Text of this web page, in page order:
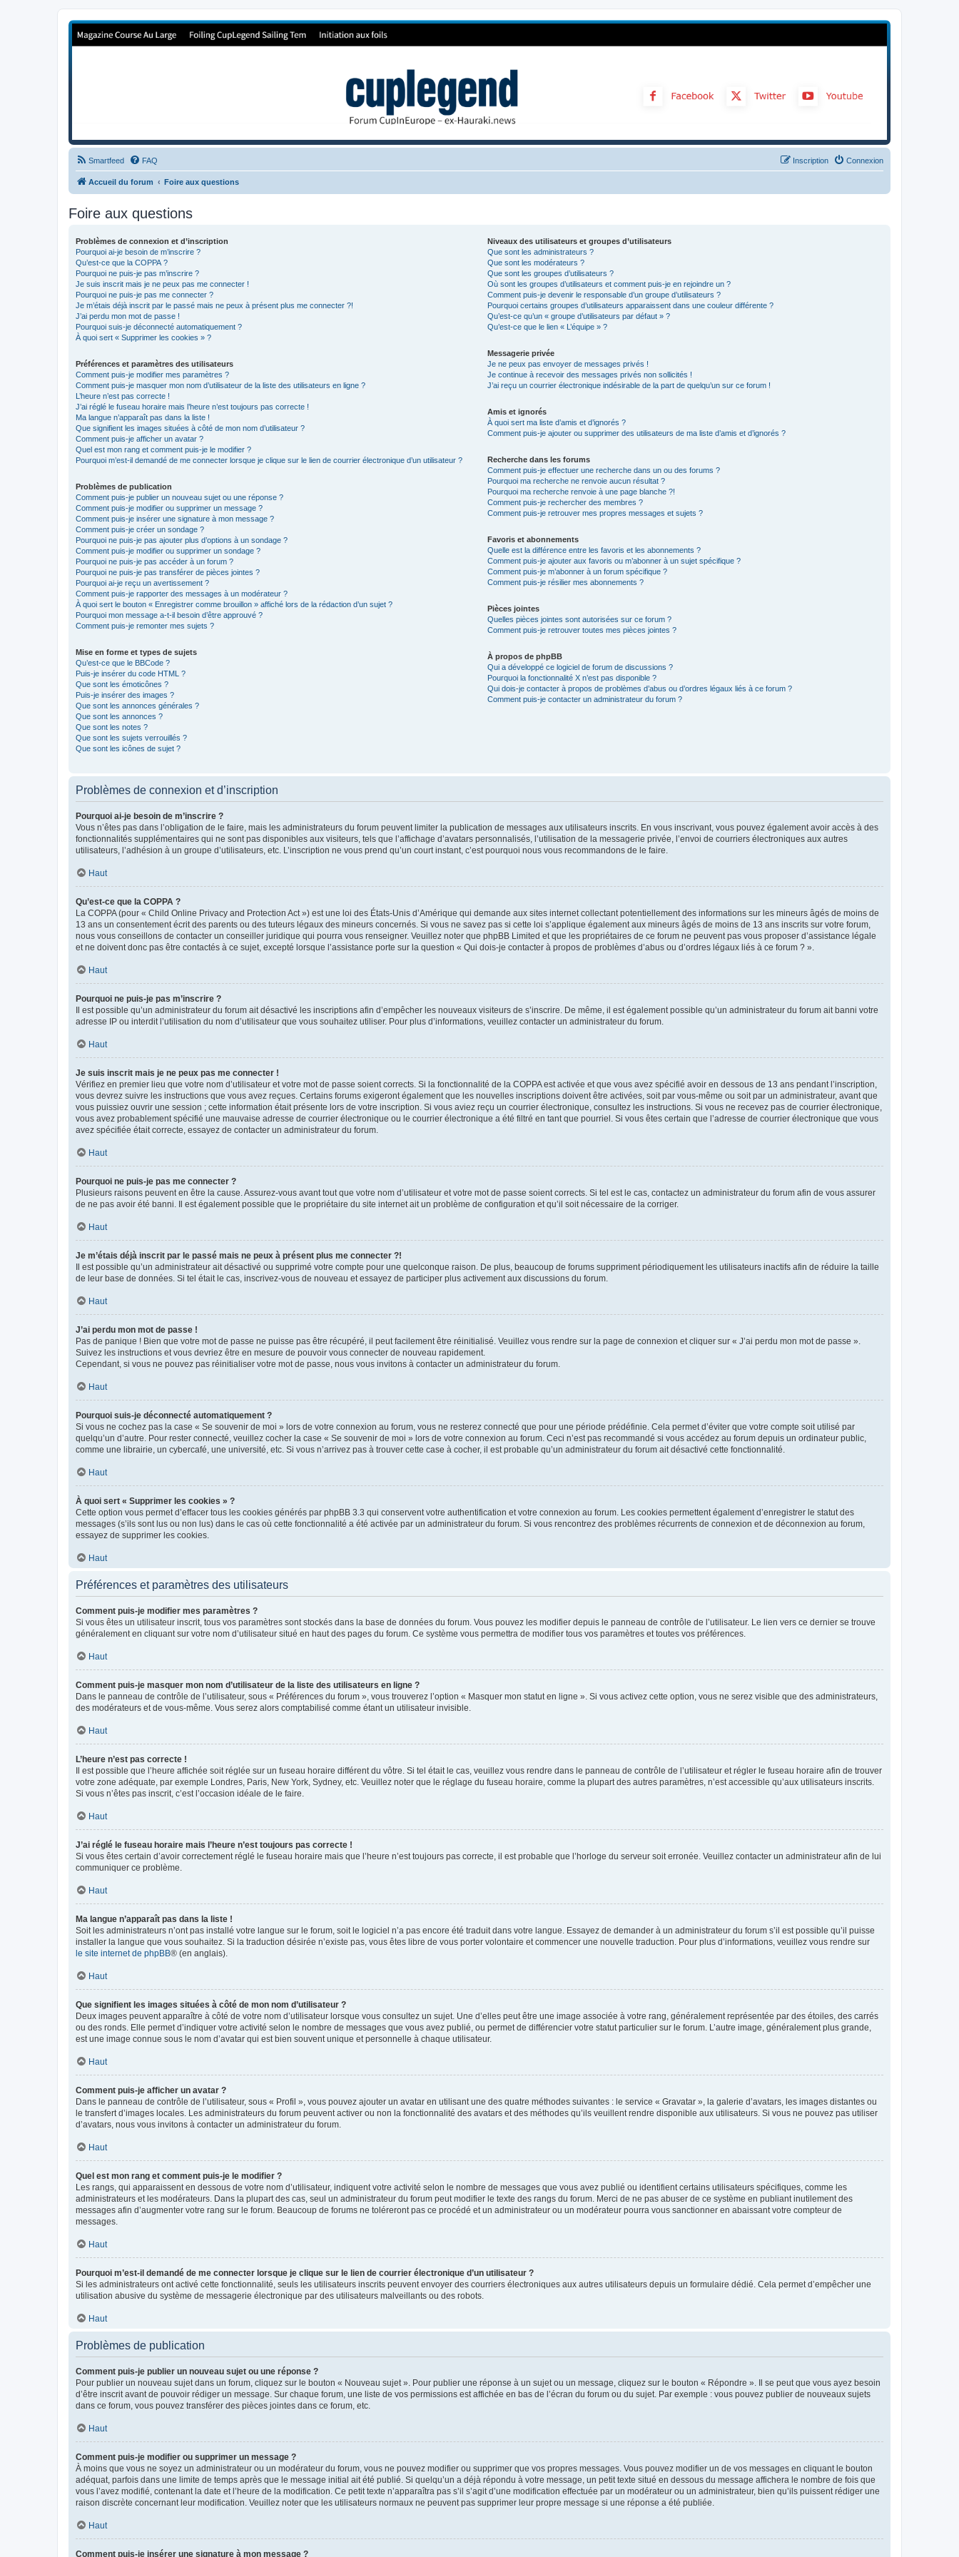
Forum de Cup In Europe
Smartfeed FAQ Connexion
Inscription
Accueil du forum Foire aux questions
Foire aux questions
Problèmes de connexion et d’inscription
Pourquoi ai-je besoin de m’inscrire ?
Qu’est-ce que la COPPA ?
Pourquoi ne puis-je pas m’inscrire ?
Je suis inscrit mais je ne peux pas me connecter !
Pourquoi ne puis-je pas me connecter ?
Je m’étais déjà inscrit par le passé mais ne peux à présent plus me connecter ?!
J’ai perdu mon mot de passe !
Pourquoi suis-je déconnecté automatiquement ?
À quoi sert « Supprimer les cookies » ?
Préférences et paramètres des utilisateurs
Comment puis-je modifier mes paramètres ?
Comment puis-je masquer mon nom d’utilisateur de la liste des utilisateurs en ligne ?
L’heure n’est pas correcte !
J’ai réglé le fuseau horaire mais l’heure n’est toujours pas correcte !
Ma langue n’apparaît pas dans la liste !
Que signifient les images situées à côté de mon nom d’utilisateur ?
Comment puis-je afficher un avatar ?
Quel est mon rang et comment puis-je le modifier ?
Pourquoi m’est-il demandé de me connecter lorsque je clique sur le lien de courrier électronique d’un utilisateur ?
Problèmes de publication
Comment puis-je publier un nouveau sujet ou une réponse ?
Comment puis-je modifier ou supprimer un message ?
Comment puis-je insérer une signature à mon message ?
Comment puis-je créer un sondage ?
Pourquoi ne puis-je pas ajouter plus d’options à un sondage ?
Comment puis-je modifier ou supprimer un sondage ?
Pourquoi ne puis-je pas accéder à un forum ?
Pourquoi ne puis-je pas transférer de pièces jointes ?
Pourquoi ai-je reçu un avertissement ?
Comment puis-je rapporter des messages à un modérateur ?
À quoi sert le bouton « Enregistrer comme brouillon » affiché lors de la rédaction d’un sujet ?
Pourquoi mon message a-t-il besoin d’être approuvé ?
Comment puis-je remonter mes sujets ?
Mise en forme et types de sujets
Qu’est-ce que le BBCode ?
Puis-je insérer du code HTML ?
Que sont les émoticônes ?
Puis-je insérer des images ?
Que sont les annonces générales ?
Que sont les annonces ?
Que sont les notes ?
Que sont les sujets verrouillés ?
Que sont les icônes de sujet ?
Niveaux des utilisateurs et groupes d’utilisateurs
Que sont les administrateurs ?
Que sont les modérateurs ?
Que sont les groupes d’utilisateurs ?
Où sont les groupes d’utilisateurs et comment puis-je en rejoindre un ?
Comment puis-je devenir le responsable d’un groupe d’utilisateurs ?
Pourquoi certains groupes d’utilisateurs apparaissent dans une couleur différente ?
Qu’est-ce qu’un « groupe d’utilisateurs par défaut » ?
Qu’est-ce que le lien « L’équipe » ?
Messagerie privée
Je ne peux pas envoyer de messages privés !
Je continue à recevoir des messages privés non sollicités !
J’ai reçu un courrier électronique indésirable de la part de quelqu’un sur ce forum !
Amis et ignorés
À quoi sert ma liste d’amis et d’ignorés ?
Comment puis-je ajouter ou supprimer des utilisateurs de ma liste d’amis et d’ignorés ?
Recherche dans les forums
Comment puis-je effectuer une recherche dans un ou des forums ?
Pourquoi ma recherche ne renvoie aucun résultat ?
Pourquoi ma recherche renvoie à une page blanche ?!
Comment puis-je rechercher des membres ?
Comment puis-je retrouver mes propres messages et sujets ?
Favoris et abonnements
Quelle est la différence entre les favoris et les abonnements ?
Comment puis-je ajouter aux favoris ou m’abonner à un sujet spécifique ?
Comment puis-je m’abonner à un forum spécifique ?
Comment puis-je résilier mes abonnements ?
Pièces jointes
Quelles pièces jointes sont autorisées sur ce forum ?
Comment puis-je retrouver toutes mes pièces jointes ?
À propos de phpBB
Qui a développé ce logiciel de forum de discussions ?
Pourquoi la fonctionnalité X n’est pas disponible ?
Qui dois-je contacter à propos de problèmes d’abus ou d’ordres légaux liés à ce forum ?
Comment puis-je contacter un administrateur du forum ?
Problèmes de connexion et d’inscription
Pourquoi ai-je besoin de m’inscrire ?
Vous n’êtes pas dans l’obligation de le faire, mais les administrateurs du forum peuvent limiter la publication de messages aux utilisateurs inscrits. En vous inscrivant, vous pouvez également avoir accès à des
fonctionnalités supplémentaires qui ne sont pas disponibles aux visiteurs, tels que l’affichage d’avatars personnalisés, l’utilisation de la messagerie privée, l’envoi de courriers électroniques aux autres
utilisateurs, l’adhésion à un groupe d’utilisateurs, etc. L’inscription ne vous prend qu’un court instant, c’est pourquoi nous vous recommandons de le faire.
Haut
Qu’est-ce que la COPPA ?
La COPPA (pour « Child Online Privacy and Protection Act ») est une loi des États-Unis d’Amérique qui demande aux sites internet collectant potentiellement des informations sur les mineurs âgés de moins de
13 ans un consentement écrit des parents ou des tuteurs légaux des mineurs concernés. Si vous ne savez pas si cette loi s’applique également aux mineurs âgés de moins de 13 ans inscrits sur votre forum,
nous vous conseillons de contacter un conseiller juridique qui pourra vous renseigner. Veuillez noter que phpBB Limited et que les propriétaires de ce forum ne peuvent pas vous proposer d’assistance légale
et ne doivent donc pas être contactés à ce sujet, excepté lorsque l’assistance porte sur la question « Qui dois-je contacter à propos de problèmes d’abus ou d’ordres légaux liés à ce forum ? ».
Haut
Pourquoi ne puis-je pas m’inscrire ?
Il est possible qu’un administrateur du forum ait désactivé les inscriptions afin d’empêcher les nouveaux visiteurs de s’inscrire. De même, il est également possible qu’un administrateur du forum ait banni votre
adresse IP ou interdit l’utilisation du nom d’utilisateur que vous souhaitez utiliser. Pour plus d’informations, veuillez contacter un administrateur du forum.
Haut
Je suis inscrit mais je ne peux pas me connecter !
Vérifiez en premier lieu que votre nom d’utilisateur et votre mot de passe soient corrects. Si la fonctionnalité de la COPPA est activée et que vous avez spécifié avoir en dessous de 13 ans pendant l’inscription,
vous devrez suivre les instructions que vous avez reçues. Certains forums exigeront également que les nouvelles inscriptions doivent être activées, soit par vous-même ou soit par un administrateur, avant que
vous puissiez ouvrir une session ; cette information était présente lors de votre inscription. Si vous aviez reçu un courrier électronique, consultez les instructions. Si vous ne recevez pas de courrier électronique,
vous avez probablement spécifié une mauvaise adresse de courrier électronique ou le courrier électronique a été filtré en tant que pourriel. Si vous êtes certain que l’adresse de courrier électronique que vous
avez spécifiée était correcte, essayez de contacter un administrateur du forum.
Haut
Pourquoi ne puis-je pas me connecter ?
Plusieurs raisons peuvent en être la cause. Assurez-vous avant tout que votre nom d’utilisateur et votre mot de passe soient corrects. Si tel est le cas, contactez un administrateur du forum afin de vous assurer
de ne pas avoir été banni. Il est également possible que le propriétaire du site internet ait un problème de configuration et qu’il soit nécessaire de la corriger.
Haut
Je m’étais déjà inscrit par le passé mais ne peux à présent plus me connecter ?!
Il est possible qu’un administrateur ait désactivé ou supprimé votre compte pour une quelconque raison. De plus, beaucoup de forums suppriment périodiquement les utilisateurs inactifs afin de réduire la taille
de leur base de données. Si tel était le cas, inscrivez-vous de nouveau et essayez de participer plus activement aux discussions du forum.
Haut
J’ai perdu mon mot de passe !
Pas de panique ! Bien que votre mot de passe ne puisse pas être récupéré, il peut facilement être réinitialisé. Veuillez vous rendre sur la page de connexion et cliquer sur « J’ai perdu mon mot de passe ».
Suivez les instructions et vous devriez être en mesure de pouvoir vous connecter de nouveau rapidement.
Cependant, si vous ne pouvez pas réinitialiser votre mot de passe, nous vous invitons à contacter un administrateur du forum.
Haut
Pourquoi suis-je déconnecté automatiquement ?
Si vous ne cochez pas la case « Se souvenir de moi » lors de votre connexion au forum, vous ne resterez connecté que pour une période prédéfinie. Cela permet d’éviter que votre compte soit utilisé par
quelqu’un d’autre. Pour rester connecté, veuillez cocher la case « Se souvenir de moi » lors de votre connexion au forum. Ceci n’est pas recommandé si vous accédez au forum depuis un ordinateur public,
comme une librairie, un cybercafé, une université, etc. Si vous n’arrivez pas à trouver cette case à cocher, il est probable qu’un administrateur du forum ait désactivé cette fonctionnalité.
Haut
À quoi sert « Supprimer les cookies » ?
Cette option vous permet d’effacer tous les cookies générés par phpBB 3.3 qui conservent votre authentification et votre connexion au forum. Les cookies permettent également d’enregistrer le statut des
messages (s’ils sont lus ou non lus) dans le cas où cette fonctionnalité a été activée par un administrateur du forum. Si vous rencontrez des problèmes récurrents de connexion et de déconnexion au forum,
essayez de supprimer les cookies.
Haut
Préférences et paramètres des utilisateurs
Comment puis-je modifier mes paramètres ?
Si vous êtes un utilisateur inscrit, tous vos paramètres sont stockés dans la base de données du forum. Vous pouvez les modifier depuis le panneau de contrôle de l’utilisateur. Le lien vers ce dernier se trouve
généralement en cliquant sur votre nom d’utilisateur situé en haut des pages du forum. Ce système vous permettra de modifier tous vos paramètres et toutes vos préférences.
Haut
Comment puis-je masquer mon nom d’utilisateur de la liste des utilisateurs en ligne ?
Dans le panneau de contrôle de l’utilisateur, sous « Préférences du forum », vous trouverez l’option « Masquer mon statut en ligne ». Si vous activez cette option, vous ne serez visible que des administrateurs,
des modérateurs et de vous-même. Vous serez alors comptabilisé comme étant un utilisateur invisible.
Haut
L’heure n’est pas correcte !
Il est possible que l’heure affichée soit réglée sur un fuseau horaire différent du vôtre. Si tel était le cas, veuillez vous rendre dans le panneau de contrôle de l’utilisateur et régler le fuseau horaire afin de trouver
votre zone adéquate, par exemple Londres, Paris, New York, Sydney, etc. Veuillez noter que le réglage du fuseau horaire, comme la plupart des autres paramètres, n’est accessible qu’aux utilisateurs inscrits.
Si vous n’êtes pas inscrit, c’est l’occasion idéale de le faire.
Haut
J’ai réglé le fuseau horaire mais l’heure n’est toujours pas correcte !
Si vous êtes certain d’avoir correctement réglé le fuseau horaire mais que l’heure n’est toujours pas correcte, il est probable que l’horloge du serveur soit erronée. Veuillez contacter un administrateur afin de lui
communiquer ce problème.
Haut
Ma langue n’apparaît pas dans la liste !
Soit les administrateurs n’ont pas installé votre langue sur le forum, soit le logiciel n’a pas encore été traduit dans votre langue. Essayez de demander à un administrateur du forum s’il est possible qu’il puisse
installer la langue que vous souhaitez. Si la traduction désirée n’existe pas, vous êtes libre de vous porter volontaire et commencer une nouvelle traduction. Pour plus d’informations, veuillez vous rendre sur
le site internet de phpBB® (en anglais).
Haut
Que signifient les images situées à côté de mon nom d’utilisateur ?
Deux images peuvent apparaître à côté de votre nom d’utilisateur lorsque vous consultez un sujet. Une d’elles peut être une image associée à votre rang, généralement représentée par des étoiles, des carrés
ou des ronds. Elle permet d’indiquer votre activité selon le nombre de messages que vous avez publié, ou permet de différencier votre statut particulier sur le forum. L’autre image, généralement plus grande,
est une image connue sous le nom d’avatar qui est bien souvent unique et personnelle à chaque utilisateur.
Haut
Comment puis-je afficher un avatar ?
Dans le panneau de contrôle de l’utilisateur, sous « Profil », vous pouvez ajouter un avatar en utilisant une des quatre méthodes suivantes : le service « Gravatar », la galerie d’avatars, les images distantes ou
le transfert d’images locales. Les administrateurs du forum peuvent activer ou non la fonctionnalité des avatars et des méthodes qu’ils veuillent rendre disponible aux utilisateurs. Si vous ne pouvez pas utiliser
d’avatars, nous vous invitons à contacter un administrateur du forum.
Haut
Quel est mon rang et comment puis-je le modifier ?
Les rangs, qui apparaissent en dessous de votre nom d’utilisateur, indiquent votre activité selon le nombre de messages que vous avez publié ou identifient certains utilisateurs spécifiques, comme les
administrateurs et les modérateurs. Dans la plupart des cas, seul un administrateur du forum peut modifier le texte des rangs du forum. Merci de ne pas abuser de ce système en publiant inutilement des
messages afin d’augmenter votre rang sur le forum. Beaucoup de forums ne toléreront pas ce procédé et un administrateur ou un modérateur pourra vous sanctionner en abaissant votre compteur de
messages.
Haut
Pourquoi m’est-il demandé de me connecter lorsque je clique sur le lien de courrier électronique d’un utilisateur ?
Si les administrateurs ont activé cette fonctionnalité, seuls les utilisateurs inscrits peuvent envoyer des courriers électroniques aux autres utilisateurs depuis un formulaire dédié. Cela permet d’empêcher une
utilisation abusive du système de messagerie électronique par des utilisateurs malveillants ou des robots.
Haut
Problèmes de publication
Comment puis-je publier un nouveau sujet ou une réponse ?
Pour publier un nouveau sujet dans un forum, cliquez sur le bouton « Nouveau sujet ». Pour publier une réponse à un sujet ou un message, cliquez sur le bouton « Répondre ». Il se peut que vous ayez besoin
d’être inscrit avant de pouvoir rédiger un message. Sur chaque forum, une liste de vos permissions est affichée en bas de l’écran du forum ou du sujet. Par exemple : vous pouvez publier de nouveaux sujets
dans ce forum, vous pouvez transférer des pièces jointes dans ce forum, etc.
Haut
Comment puis-je modifier ou supprimer un message ?
À moins que vous ne soyez un administrateur ou un modérateur du forum, vous ne pouvez modifier ou supprimer que vos propres messages. Vous pouvez modifier un de vos messages en cliquant le bouton
adéquat, parfois dans une limite de temps après que le message initial ait été publié. Si quelqu’un a déjà répondu à votre message, un petit texte situé en dessous du message affichera le nombre de fois que
vous l’avez modifié, contenant la date et l’heure de la modification. Ce petit texte n’apparaîtra pas s’il s’agit d’une modification effectuée par un modérateur ou un administrateur, bien qu’ils puissent rédiger une
raison discrète concernant leur modification. Veuillez noter que les utilisateurs normaux ne peuvent pas supprimer leur propre message si une réponse a été publiée.
Haut
Comment puis-je insérer une signature à mon message ?